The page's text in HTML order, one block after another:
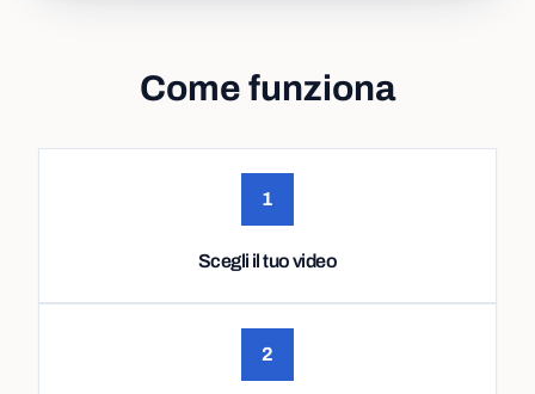
Come funziona
1
Scegli il tuo video
2